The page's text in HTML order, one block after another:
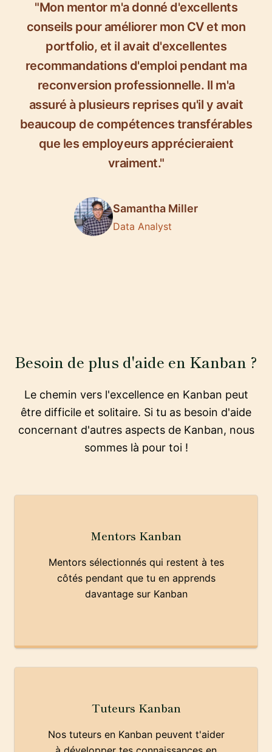
"Mon mentor m'a donné d'excellents
conseils pour améliorer mon CV et mon
portfolio, et il avait d'excellentes
recommandations d'emploi pendant ma
reconversion professionnelle. Il m'a
assuré à plusieurs reprises qu'il y avait
beaucoup de compétences transférables
que les employeurs apprécieraient
vraiment."
Samantha Miller
Data Analyst
Besoin de plus d'aide en Kanban ?
Le chemin vers l'excellence en Kanban peut
être difficile et solitaire. Si tu as besoin d'aide
concernant d'autres aspects de Kanban, nous
sommes là pour toi !
Mentors Kanban
Mentors sélectionnés qui restent à tes
côtés pendant que tu en apprends
davantage sur Kanban
Tuteurs Kanban
Nos tuteurs en Kanban peuvent t'aider